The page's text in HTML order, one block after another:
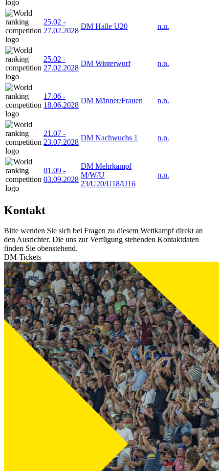
25.02 -
27.02.2028
DM Halle U20 n.n.
25.02 -
27.02.2028
DM Winterwurf n.n.
17.06 -
18.06.2028
DM Männer/Frauen n.n.
21.07 -
23.07.2028
DM Nachwuchs 1 n.n.
01.09 -
03.09.2028
DM Mehrkampf
M/W/U
23/U20/U18/U16
n.n.
Kontakt
Bitte wenden Sie sich bei Fragen zu diesem Wettkampf direkt an
den Ausrichter. Die uns zur Verfügung stehenden Kontaktdaten
finden Sie obenstehend.
DM-Tickets